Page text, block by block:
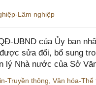
Lâm nghiệp
UBND của Ủy ban
sửa đổi, bổ sung
lý Nhà nước của Sở
Truyền thông Văn hóa-Thể